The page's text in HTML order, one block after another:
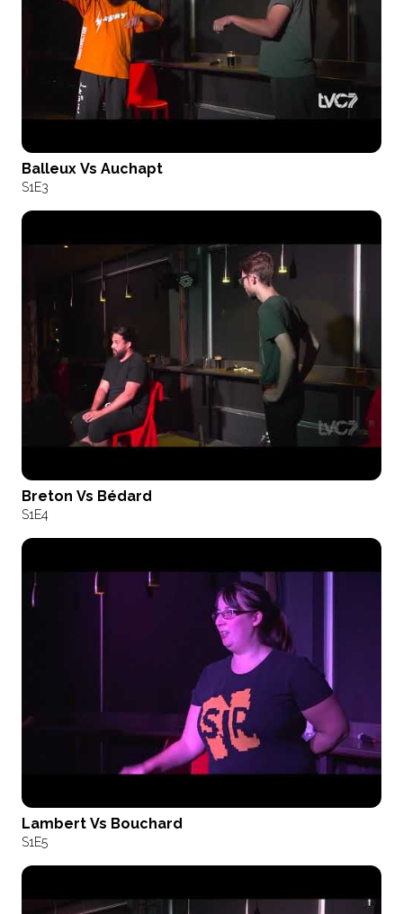
Balleux Vs Auchapt
S1E3
Breton Vs Bédard
S1E4
Lambert Vs Bouchard
S1E5